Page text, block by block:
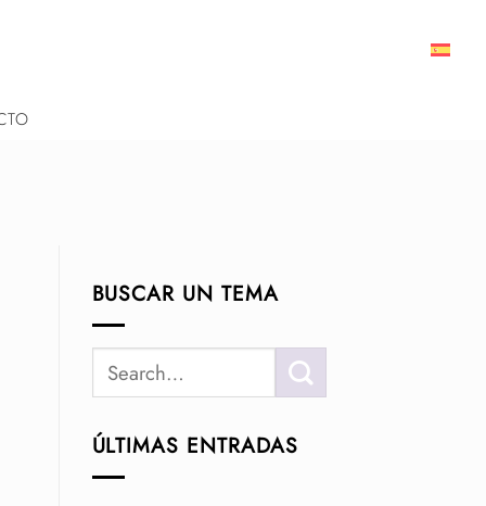
BUSCAR UN TEMA
ÚLTIMAS ENTRADAS